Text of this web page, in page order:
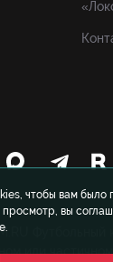
чтобы вам было
вы
Футбольный
или частичном